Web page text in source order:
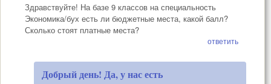
Здравствуйте! На базе 9 классов на специальность
Экономика/бух есть ли бюджетные места, какой балл?
Сколько стоят платные места?
ответить
Добрый день! Да, у нас есть